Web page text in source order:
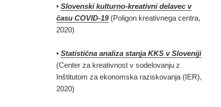
•Slovenski kulturno-kreativni delavec v
času COVID-19 (Poligon kreativnega centra,
2020)
•Statistična analiza stanja KKS v Sloveniji
(Center za kreativnost v sodelovanju z
Inštitutom za ekonomska raziskovanja (IER),
2020)